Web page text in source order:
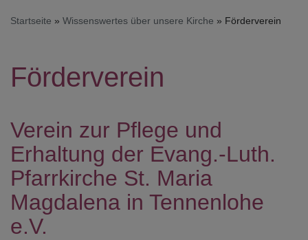
Startseite Wissenswertes über unsere Kirche Förderverein
Förderverein
Verein zur Pflege und
Erhaltung der Evang.-Luth.
Pfarrkirche St. Maria
Magdalena in Tennenlohe
e.V.